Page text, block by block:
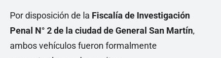
Por disposición de la Fiscalía de Investigación
Penal N° 2 de la ciudad de General San Martín,
ambos vehículos fueron formalmente